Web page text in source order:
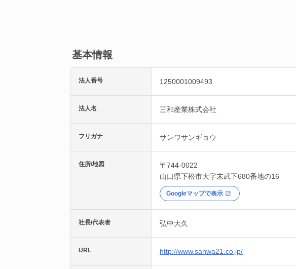
基本情報
法人番号 1250001009493
法人名 三和産業株式会社
フリガナ サンワサンギョウ
住所/地図
〒744-0022
山口県下松市大字末武下680番地の16
Googleマップで表示
社長/代表者 弘中大久
URL http://www.sanwa21.co.jp/